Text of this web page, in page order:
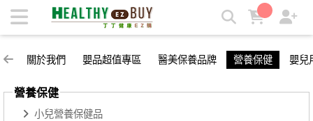
營養保健 | 丁丁健康easy購
關於我們 嬰品超值專區 醫美保養品牌 營養保健 嬰兒
營養保健
小兒營養保健品